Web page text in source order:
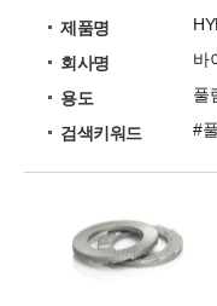
제품명
회사명
바
용도
풀
검색키워드
#